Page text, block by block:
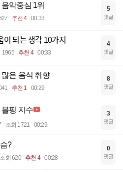
악중심 1위
추천 4 00:33
5
댓글
되는 생각 10가지
1965 추천 4 00:33
4
댓글
은 음식 취향
추천 1 00:29
8
댓글
핑 지수
조회 1721 00:29
3
댓글
?
조회 620 추천 4 00:28
0
댓글